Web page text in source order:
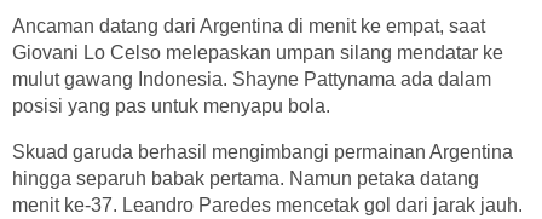
Ancaman datang dari Argentina di menit ke empat, saat
Giovani Lo Celso melepaskan umpan silang mendatar ke
mulut gawang Indonesia. Shayne Pattynama ada dalam
posisi yang pas untuk menyapu bola.
Skuad garuda berhasil mengimbangi permainan Argentina
hingga separuh babak pertama. Namun petaka datang
menit ke-37. Leandro Paredes mencetak gol dari jarak jauh.